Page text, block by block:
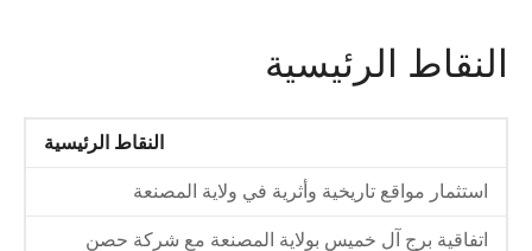
النقاط الرئيسية
النقاط الرئيسية
استثمار مواقع تاريخية وأثرية في ولاية المصنعة
اتفاقية برج آل خميس بولاية المصنعة مع شركة حصن